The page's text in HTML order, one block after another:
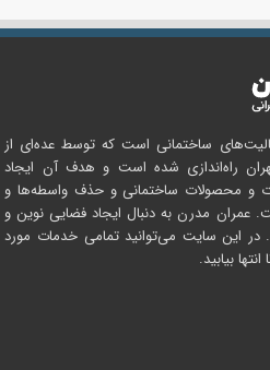
ساختمانی است که توسط عده‌ای از
راه‌اندازی شده است و هدف آن ایجاد
و محصولات ساختمانی و حذف واسطه‌ها و
عمران مدرن به دنبال ایجاد فضایی نوین و
در این سایت می‌توانید تمامی خدمات مورد
بیابید.